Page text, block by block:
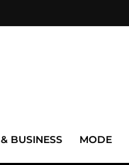
BUSINESS MODE